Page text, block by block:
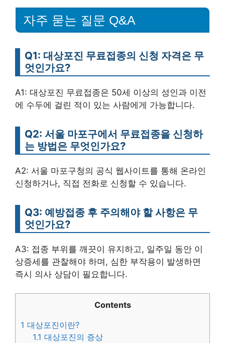
자주 묻는 질문 Q&A
Q1: 대상포진 무료접종의 신청 자격은 무
엇인가요?
A1: 대상포진 무료접종은 50세 이상의 성인과 이전
에 수두에 걸린 적이 있는 사람에게 가능합니다.
Q2: 서울 마포구에서 무료접종을 신청하
는 방법은 무엇인가요?
A2: 서울 마포구청의 공식 웹사이트를 통해 온라인
신청하거나, 직접 전화로 신청할 수 있습니다.
Q3: 예방접종 후 주의해야 할 사항은 무
엇인가요?
A3: 접종 부위를 깨끗이 유지하고, 일주일 동안 이
상증세를 관찰해야 하며, 심한 부작용이 발생하면
즉시 의사 상담이 필요합니다.
Contents
1 대상포진이란?
1.1 대상포진의 증상